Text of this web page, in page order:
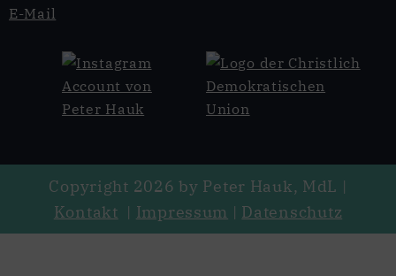
E-Mail
Copyright 2026 by Peter Hauk, MdL |
Kontakt | Impressum | Datenschutz